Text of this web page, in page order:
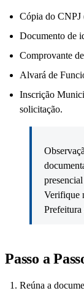
Cópia do CNPJ
Documento de
Comprovante
Alvará de
Inscrição
solicitação.
Verifique
Prefeitura
Passo a
Reúna a